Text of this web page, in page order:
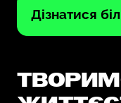
Дізнатися